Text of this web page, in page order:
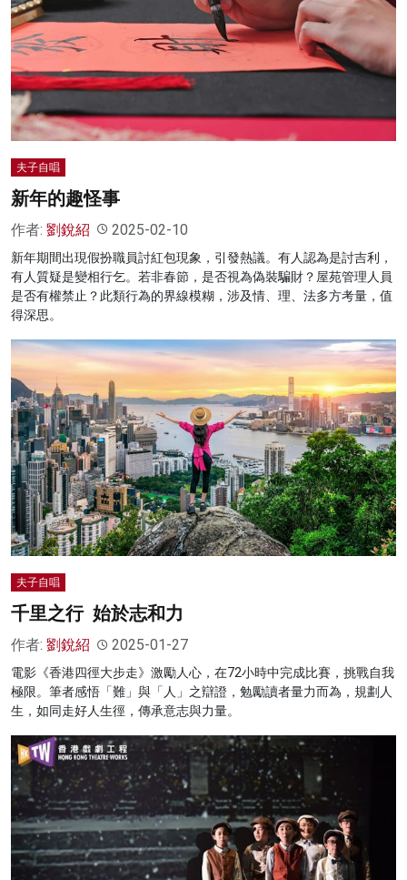
夫子自唱
新年的趣怪事
作者: 劉銳紹 2025-02-10
新年期間出現假扮職員討紅包現象，引發熱議。有人認為是討吉利，
有人質疑是變相行乞。若非春節，是否視為偽裝騙財？屋苑管理人員
是否有權禁止？此類行為的界線模糊，涉及情、理、法多方考量，值
得深思。
夫子自唱
千里之行 始於志和力
作者: 劉銳紹 2025-01-27
電影《香港四徑大步走》激勵人心，在72小時中完成比賽，挑戰自我
極限。筆者感悟「難」與「人」之辯證，勉勵讀者量力而為，規劃人
生，如同走好人生徑，傳承意志與力量。